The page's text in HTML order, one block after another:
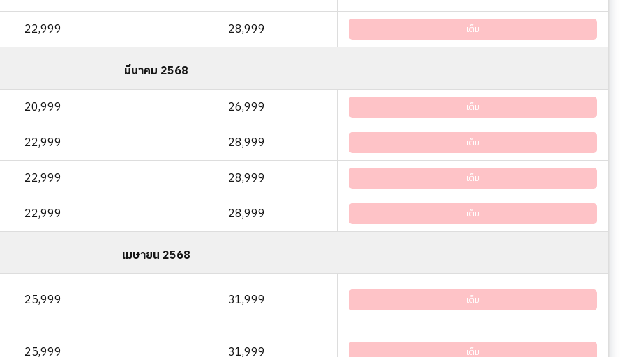
22,999 28,999 เต็ม
มีนาคม 2568
20,999 26,999 เต็ม
22,999 28,999 เต็ม
22,999 28,999 เต็ม
22,999 28,999 เต็ม
เมษายน 2568
25,999 31,999 เต็ม
25,999 31,999 เต็ม